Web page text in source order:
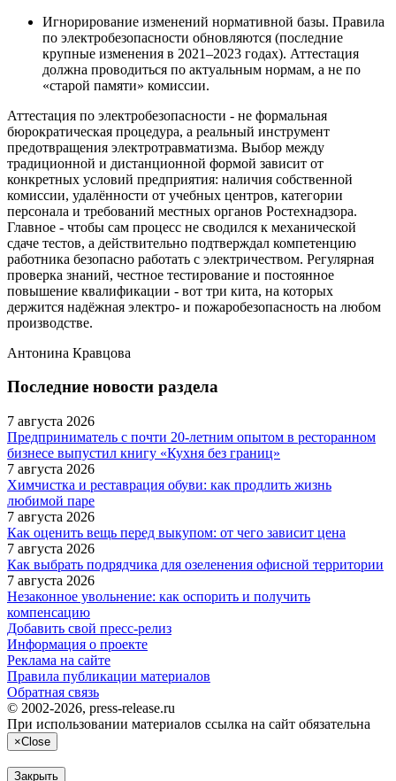
Игнорирование изменений нормативной базы. Правила
по электробезопасности обновляются (последние
крупные изменения в 2021–2023 годах). Аттестация
должна проводиться по актуальным нормам, а не по
«старой памяти» комиссии.
Аттестация по электробезопасности - не формальная
бюрократическая процедура, а реальный инструмент
предотвращения электротравматизма. Выбор между
традиционной и дистанционной формой зависит от
конкретных условий предприятия: наличия собственной
комиссии, удалённости от учебных центров, категории
персонала и требований местных органов Ростехнадзора.
Главное - чтобы сам процесс не сводился к механической
сдаче тестов, а действительно подтверждал компетенцию
работника безопасно работать с электричеством. Регулярная
проверка знаний, честное тестирование и постоянное
повышение квалификации - вот три кита, на которых
держится надёжная электро- и пожаробезопасность на любом
производстве.
Антонина Кравцова
Последние новости раздела
7 августа 2026
Предприниматель с почти 20-летним опытом в ресторанном
бизнесе выпустил книгу «Кухня без границ»
7 августа 2026
Химчистка и реставрация обуви: как продлить жизнь
любимой паре
7 августа 2026
Как оценить вещь перед выкупом: от чего зависит цена
7 августа 2026
Как выбрать подрядчика для озеленения офисной территории
7 августа 2026
Незаконное увольнение: как оспорить и получить
компенсацию
Добавить свой пресс-релиз
Информация о проекте
Реклама на сайте
Правила публикации материалов
Обратная связь
© 2002-2026, press-release.ru
При использовании материалов ссылка на сайт обязательна
×Close
Закрыть